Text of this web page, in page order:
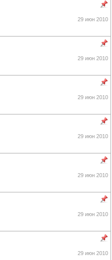
29 июн 2010
29 июн 2010
29 июн 2010
29 июн 2010
29 июн 2010
29 июн 2010
29 июн 2010